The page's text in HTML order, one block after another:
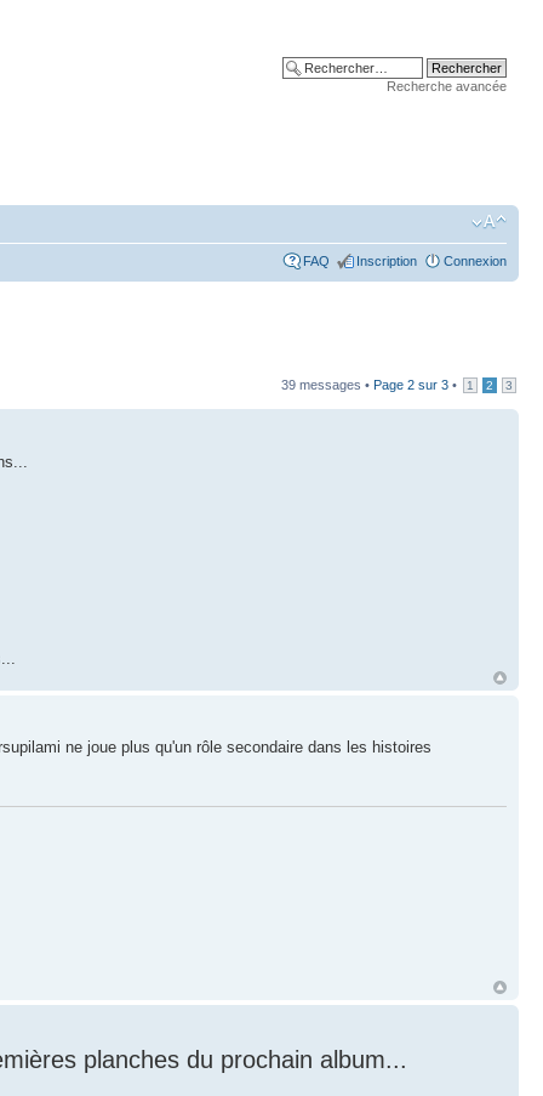
Recherche avancée
FAQ Inscription Connexion
39 messages • Page 2 sur 3 • 1 2 3
ne joue plus qu'un rôle secondaire dans les histoires
planches du prochain album...